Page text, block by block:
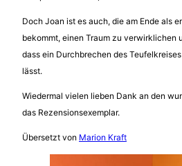
Doch Joan ist es auch, die am Ende als
bekommt, einen Traum zu verwirklichen
dass ein Durchbrechen des
lässt.
Wiedermal vielen lieben Dank an den
das Rezensionsexemplar.
Übersetzt von Marion Kraft